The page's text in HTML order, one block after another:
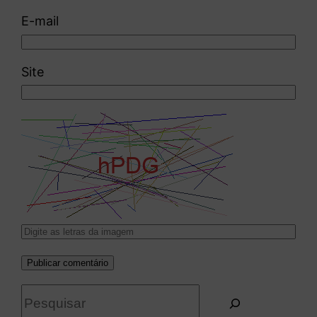
E-mail
Site